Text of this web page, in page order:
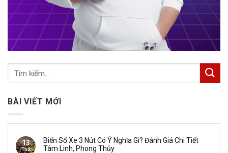
BÀI VIẾT MỚI
13
Th2
Biển Số Xe 3 Nút Có Ý Nghĩa Gì? Đánh Giá Chi Tiết
Tâm Linh, Phong Thủy